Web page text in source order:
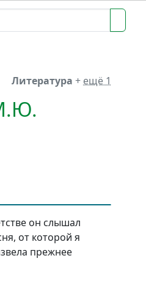
Литература + ещё 1
он слышал
от которой я
прежнее